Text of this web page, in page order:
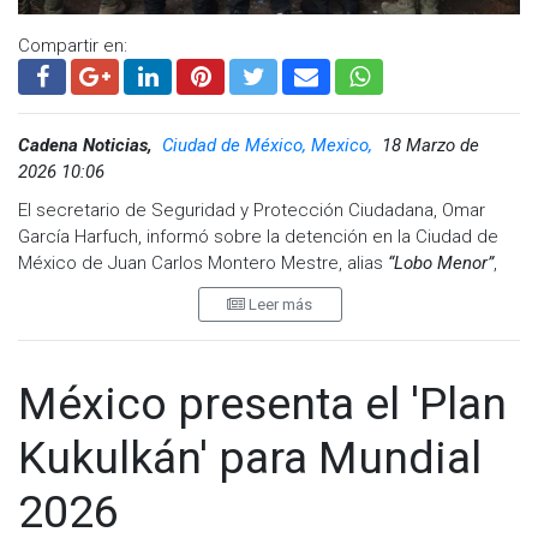
Whatsapp:@CadenaNoticias| Telegram:@CadenaNoticias
Compartir en:
Cadena Noticias, Ciudad de México, Mexico,
18 Marzo de
2026 10:06
El secretario de Seguridad y Protección Ciudadana, Omar
García Harfuch, informó sobre la detención en la Ciudad de
México de Juan Carlos Montero Mestre, alias “Lobo Menor”,
identificado como líder del grupo delictivo ecuatoriano “Los
roja de la Interpol y está vinculado con delitos de
narcotráfico, extorsión y homicidio.
Operativo con cooperación internacional
García Harfuch detalló que la captura fue resultado de
trabajos de inteligencia y mecanismos de cooperación
Leer más
México presenta el 'Plan
Kukulkán' para Mundial
2026